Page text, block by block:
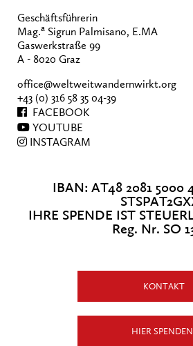
Geschäftsführerin
Mag.a Sigrun Palmisano, E.MA
Gaswerkstraße 99
A - 8020 Graz
office@weltweitwandernwirkt.org
+43 (0) 316 58 35 04-39
FACEBOOK
YOUTUBE
INSTAGRAM
IBAN: AT48 2081 5000
IHRE SPENDE IST
Reg. Nr. SO
KONTAKT
HIER